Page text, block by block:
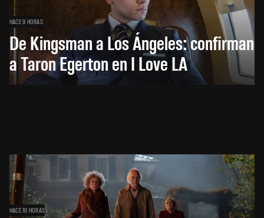
HACE 9 HORAS
De Kingsman a Los Ángeles: confirman
a Taron Egerton en I Love LA
HACE 10 HORAS